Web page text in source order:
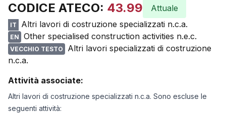
CODICE ATECO: 43.99 Attuale
IT Altri lavori di costruzione specializzati n.c.a.
EN Other specialised construction activities n.e.c.
VECCHIO TESTO
Altri lavori specializzati di costruzione
n.c.a.
Attività associate:
Altri lavori di costruzione specializzati n.c.a. Sono escluse le
seguenti attività: